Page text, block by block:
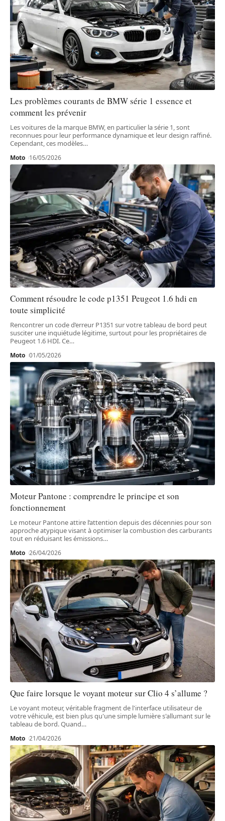
Les problèmes courants de BMW série 1 essence et
comment les prévenir
Les voitures de la marque BMW, en particulier la série 1, sont
reconnues pour leur performance dynamique et leur design raffiné.
Cependant, ces modèles…
Moto 16/05/2026
Comment résoudre le code p1351 Peugeot 1.6 hdi en
toute simplicité
Rencontrer un code d’erreur P1351 sur votre tableau de bord peut
susciter une inquiétude légitime, surtout pour les propriétaires de
Peugeot 1.6 HDI. Ce…
Moto 01/05/2026
Moteur Pantone : comprendre le principe et son
fonctionnement
Le moteur Pantone attire l’attention depuis des décennies pour son
approche atypique visant à optimiser la combustion des carburants
tout en réduisant les émissions…
Moto 26/04/2026
Que faire lorsque le voyant moteur sur Clio 4 s’allume ?
Le voyant moteur, véritable fragment de l'interface utilisateur de
votre véhicule, est bien plus qu'une simple lumière s'allumant sur le
tableau de bord. Quand…
Moto 21/04/2026